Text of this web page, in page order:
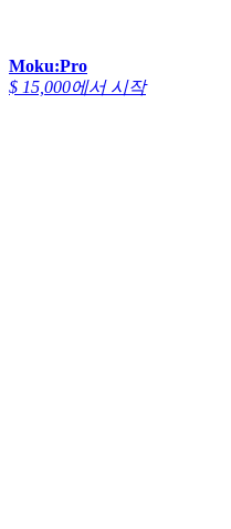
Moku:Pro
$ 15,000에서 시작